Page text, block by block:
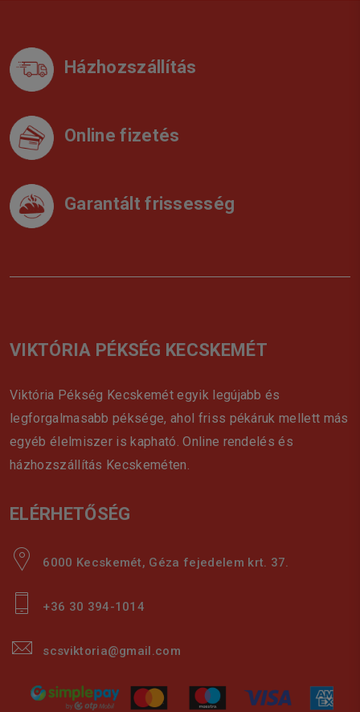
Házhozszállítás
Online fizetés
Garantált frissesség
VIKTÓRIA PÉKSÉG KECSKEMÉT
Viktória Pékség Kecskemét egyik legújabb és
legforgalmasabb péksége, ahol friss pékáruk mellett más
egyéb élelmiszer is kapható. Online rendelés és
házhozszállítás Kecskeméten.
ELÉRHETŐSÉG
6000 Kecskemét, Géza fejedelem krt. 37.
+36 30 394-1014
scsviktoria@gmail.com